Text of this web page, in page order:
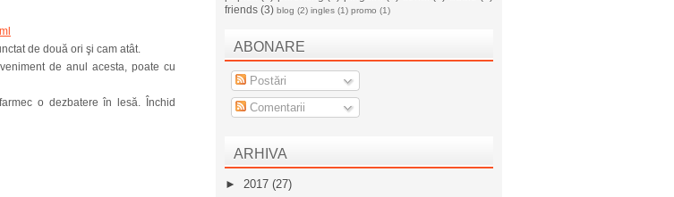
de două ori şi cam atât.
de anul acesta, poate cu
o dezbatere în lesă. Închid
friends (3) blog (2) ingles (1) promo (1)
ABONARE
Postări
Comentarii
ARHIVA
► 2017 (27)